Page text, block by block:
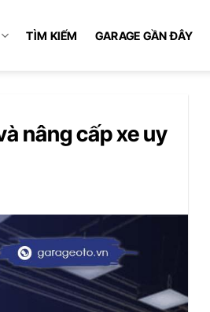
TÌM KIẾM GARAGE GẦN ĐÂY
nâng cấp xe uy